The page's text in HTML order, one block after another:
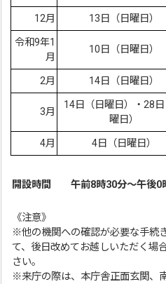
12月
13日（日曜日）
令和9年1
月
10日（日曜日）
2月 14日（日曜日）
3月
14日（日曜日）・28日
曜日）
4月
4日（日曜日）
開設時間 午前8時30分～午後0
《注意》
※他の機関への確認が必要な手続
て、後日改めてお越しいただく場
さい。
※来庁の際は、本庁舎正面玄関、